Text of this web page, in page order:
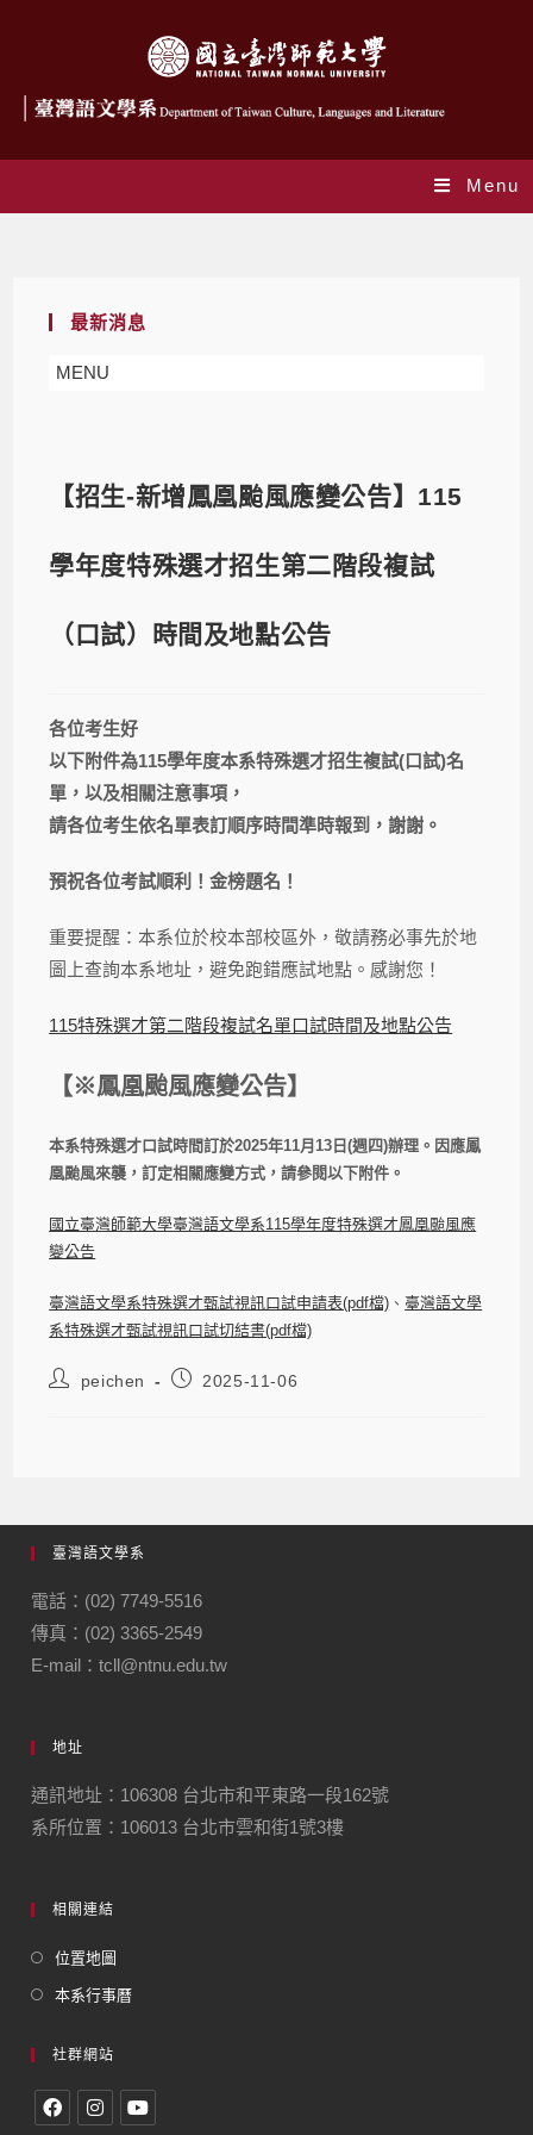
Menu
最新消息
MENU
【招生-新增鳳凰颱風應變公告】115
學年度特殊選才招生第二階段複試
（口試）時間及地點公告
各位考生好
以下附件為115學年度本系特殊選才招生複試(口試)名
單，以及相關注意事項，
請各位考生依名單表訂順序時間準時報到，謝謝。
預祝各位考試順利！金榜題名！
重要提醒：本系位於校本部校區外，敬請務必事先於地
圖上查詢本系地址，避免跑錯應試地點。感謝您！
115特殊選才第二階段複試名單口試時間及地點公告
【※鳳凰颱風應變公告】
本系特殊選才口試時間訂於2025年11月13日(週四)辦理。因應鳳
凰颱風來襲，訂定相關應變方式，請參閱以下附件。
國立臺灣師範大學臺灣語文學系115學年度特殊選才鳳凰颱風應
變公告
臺灣語文學系特殊選才甄試視訊口試申請表(pdf檔) 、臺灣語文學
系特殊選才甄試視訊口試切結書(pdf檔)
peichen 2025-11-06
臺灣語文學系
電話：(02) 7749-5516
傳真：(02) 3365-2549
E-mail：tcll@ntnu.edu.tw
地址
通訊地址：106308 台北市和平東路一段162號
系所位置：106013 台北市雲和街1號3樓
相關連結
位置地圖
本系行事曆
社群網站